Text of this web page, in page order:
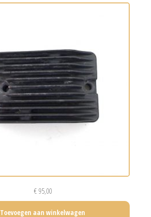
€95,00
Toevoegen aan winkelwagen